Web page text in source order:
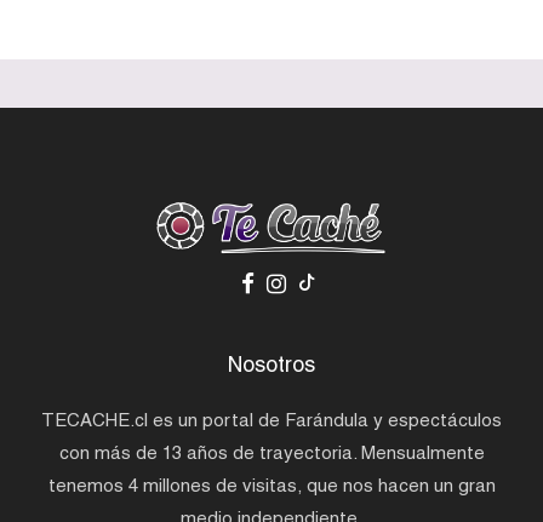
Nosotros
TECACHE.cl es un portal de Farándula y espectáculos
con más de 13 años de trayectoria. Mensualmente
tenemos 4 millones de visitas, que nos hacen un gran